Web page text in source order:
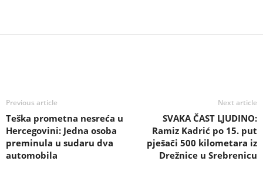
Previous article
Teška prometna nesreća u
Hercegovini: Jedna osoba
preminula u sudaru dva
automobila
Next article
SVAKA ČAST LJUDINO:
Ramiz Kadrić po 15. put
pješači 500 kilometara iz
Drežnice u Srebrenicu